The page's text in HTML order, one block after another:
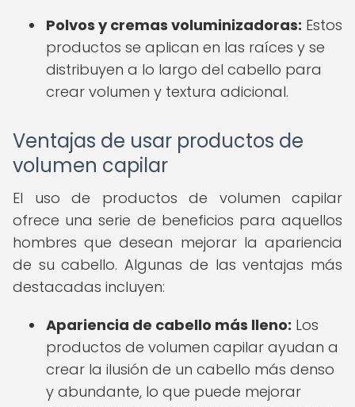
Polvos y cremas voluminizadoras: Estos
productos se aplican en las raíces y se
distribuyen a lo largo del cabello para
crear volumen y textura adicional.
Ventajas de usar productos de
volumen capilar
El uso de productos de volumen capilar
ofrece una serie de beneficios para aquellos
hombres que desean mejorar la apariencia
de su cabello. Algunas de las ventajas más
destacadas incluyen:
Apariencia de cabello más lleno: Los
productos de volumen capilar ayudan a
crear la ilusión de un cabello más denso
y abundante, lo que puede mejorar